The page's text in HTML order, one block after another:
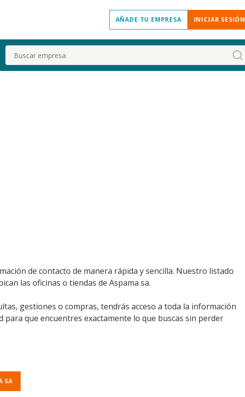
AÑADE TU EMPRESA INICIAR SESIÓN
Buscar
de contacto de manera rápida y sencilla. Nuestro listado
las oficinas o tiendas de Aspama sa.
gestiones o compras, tendrás acceso a toda la información
que encuentres exactamente lo que buscas sin perder
SA